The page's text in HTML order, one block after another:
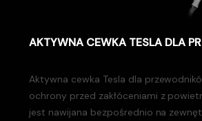
AKTYWNA CEWKA TESLA DLA
Aktywna cewka Tesla dla
ochrony przed zakłóceniami z
jest nawijana bezpośrednio na